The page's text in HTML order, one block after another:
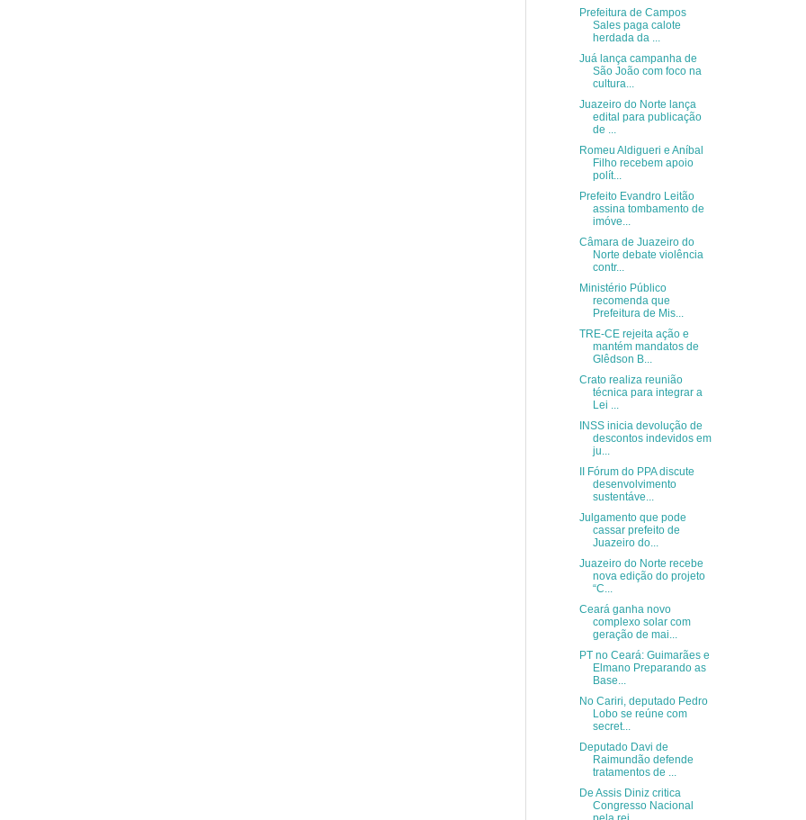
Prefeitura de Campos
Sales paga calote
herdada da ...
Juá lança campanha de
São João com foco na
cultura...
Juazeiro do Norte lança
edital para publicação
de ...
Romeu Aldigueri e Aníbal
Filho recebem apoio
polít...
Prefeito Evandro Leitão
assina tombamento de
imóve...
Câmara de Juazeiro do
Norte debate violência
contr...
Ministério Público
recomenda que
Prefeitura de Mis...
TRE-CE rejeita ação e
mantém mandatos de
Glêdson B...
Crato realiza reunião
técnica para integrar a
Lei ...
INSS inicia devolução de
descontos indevidos em
ju...
II Fórum do PPA discute
desenvolvimento
sustentáve...
Julgamento que pode
cassar prefeito de
Juazeiro do...
Juazeiro do Norte recebe
nova edição do projeto
“C...
Ceará ganha novo
complexo solar com
geração de mai...
PT no Ceará: Guimarães e
Elmano Preparando as
Base...
No Cariri, deputado Pedro
Lobo se reúne com
secret...
Deputado Davi de
Raimundão defende
tratamentos de ...
De Assis Diniz critica
Congresso Nacional